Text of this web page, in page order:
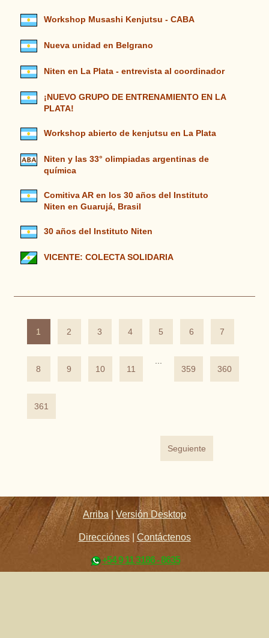
Workshop Musashi Kenjutsu - CABA
Nueva unidad en Belgrano
Niten en La Plata - entrevista al coordinador
¡NUEVO GRUPO DE ENTRENAMIENTO EN LA
PLATA!
Workshop abierto de kenjutsu en La Plata
Niten y las 33° olimpiadas argentinas de
química
Comitiva AR en los 30 años del Instituto
Niten en Guarujá, Brasil
30 años del Instituto Niten
VICENTE: COLECTA SOLIDARIA
1 2 3 4 5 6 7
8 9 10 11
...
359
360
361
Seguiente
Arriba |Versión Desktop
Direcciónes| Contáctenos
+54 9 11 3186 - 8635